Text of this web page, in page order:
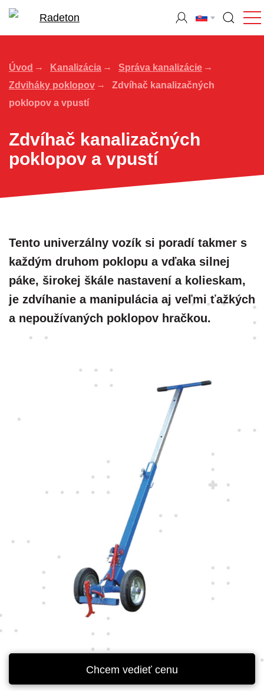
Úvod Kanalizácia
Správa kanalizácie
Zdviháky poklopov
Zdvíhač kanalizačných
poklopov a vpustí
Zdvíhač kanalizačných
poklopov a vpustí
Tento univerzálny vozík si poradí takmer s
každým druhom poklopu a vďaka silnej
páke, širokej škále nastavení a kolieskam,
je zdvíhanie a manipulácia aj veľmi ťažkých
a nepoužívaných poklopov hračkou.
Chcem vedieť cenu